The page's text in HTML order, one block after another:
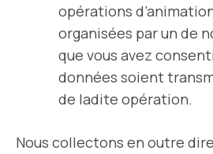
opérations
organisées par un de
que vous avez
données soient
de ladite opération.
Nous collectons en outre